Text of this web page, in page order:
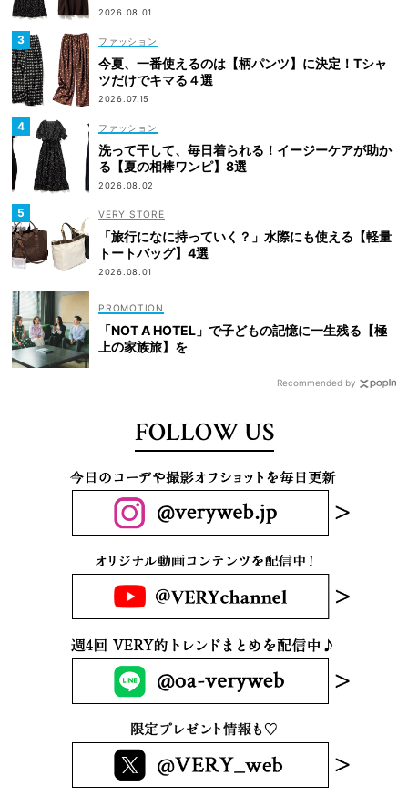
2026.08.01
ファッション
今夏、一番使えるのは【柄パンツ】に決定！Tシャ
ツだけでキマる４選
2026.07.15
ファッション
洗って干して、毎日着られる！イージーケアが助か
る【夏の相棒ワンピ】8選
2026.08.02
VERY STORE
「旅行になに持っていく？」水際にも使える【軽量
トートバッグ】4選
2026.08.01
「NOT A HOTEL」で子どもの記憶に一生残る【極
上の家族旅】を
Recommended by
FOLLOW US